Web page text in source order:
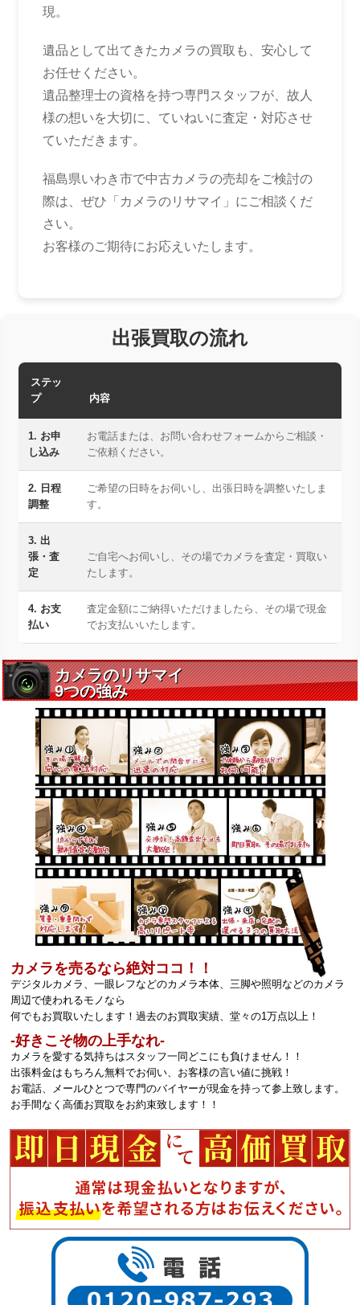
現。
遺品として出てきたカメラの買取も、安心して
お任せください。
遺品整理士の資格を持つ専門スタッフが、故人
様の想いを大切に、ていねいに査定・対応させ
ていただきます。
福島県いわき市で中古カメラの売却をご検討の
際は、ぜひ「カメラのリサマイ」にご相談くだ
さい。
お客様のご期待にお応えいたします。
出張買取の流れ
ステッ
プ
内容
1. お申
し込み
お電話または、お問い合わせフォームからご相談・
ご依頼ください。
2. 日程
調整
ご希望の日時をお伺いし、出張日時を調整いたしま
す。
3. 出
張・査
定
ご自宅へお伺いし、その場でカメラを査定・買取い
たします。
4. お支
払い
査定金額にご納得いただけましたら、その場で現金
でお支払いいたします。
カメラを売るなら絶対ココ！！
デジタルカメラ、一眼レフなどのカメラ本体、三脚や照明などのカメラ
周辺で使われるモノなら
何でもお買取いたします！過去のお買取実績、堂々の1万点以上！
‐好きこそ物の上手なれ‐
カメラを愛する気持ちはスタッフ一同どこにも負けません！！
出張料金はもちろん無料でお伺い、お客様の言い値に挑戦！
お電話、メールひとつで専門のバイヤーが現金を持って参上致します。
お手間なく高価お買取をお約束致します！！